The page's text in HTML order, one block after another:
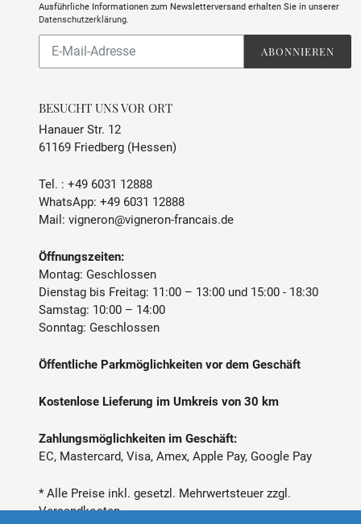
Ausführliche Informationen zum Newsletterversand erhalten Sie in unserer
Datenschutzerklärung.
unsere
ABONNIEREN
BESUCHT UNS VOR ORT
Hanauer Str. 12
61169 Friedberg (Hessen)
Tel. : +49 6031 12888
WhatsApp: +49 6031 12888
Mail: vigneron@vigneron-francais.de
Öffnungszeiten:
Montag: Geschlossen
Dienstag bis Freitag: 11:00 – 13:00 und 15:00 - 18:30
Samstag: 10:00 – 14:00
Sonntag: Geschlossen
Öffentliche Parkmöglichkeiten vor dem Geschäft
Kostenlose Lieferung im Umkreis von 30 km
Zahlungsmöglichkeiten im Geschäft:
EC, Mastercard, Visa, Amex, Apple Pay, Google Pay
* Alle Preise inkl. gesetzl. Mehrwertsteuer zzgl.
Versandkosten